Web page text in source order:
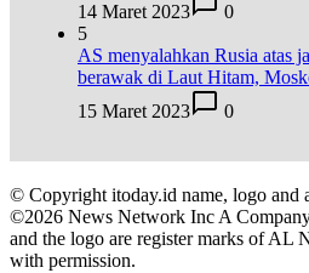
14 Maret 2023
0
5
AS menyalahkan Rusia atas
berawak di Laut Hitam,
15 Maret 2023
0
© Copyright itoday.id name, logo and
©2026 News Network Inc A
and the logo are register marks of AL
with permission.